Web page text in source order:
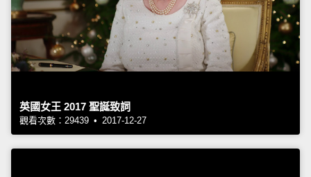
英國女王 2017 聖誕致詞
觀看次數：29439 • 2017-12-27